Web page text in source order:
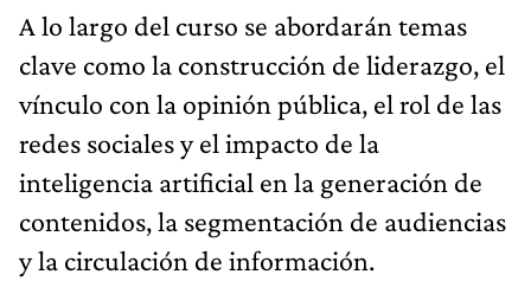
A lo largo del curso se abordarán temas
clave como la construcción de liderazgo, el
vínculo con la opinión pública, el rol de las
redes sociales y el impacto de la
inteligencia artificial en la generación de
contenidos, la segmentación de audiencias
y la circulación de información.